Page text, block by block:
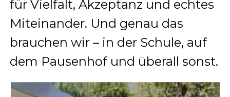
für Vielfalt, Akzeptanz und echtes
Miteinander. Und genau das
brauchen wir – in der Schule, auf
dem Pausenhof und überall sonst.